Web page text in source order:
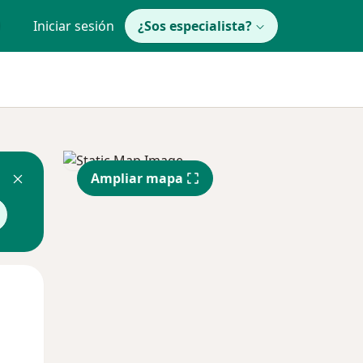
Iniciar sesión ¿Sos especialista?
Ampliar mapa